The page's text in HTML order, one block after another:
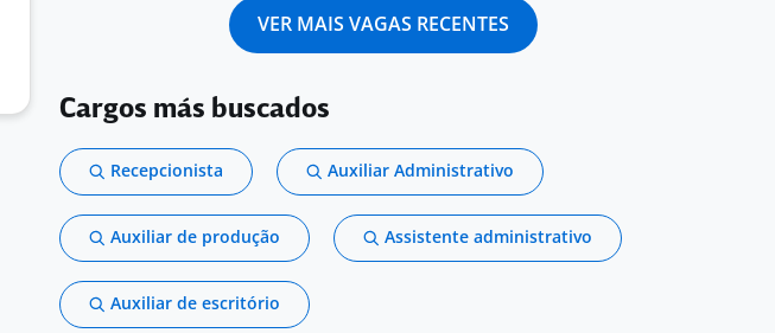
VER MAIS VAGAS RECENTES
Cargos más buscados
Recepcionista Auxiliar Administrativo
Auxiliar de produção Assistente administrativo
Auxiliar de escritório